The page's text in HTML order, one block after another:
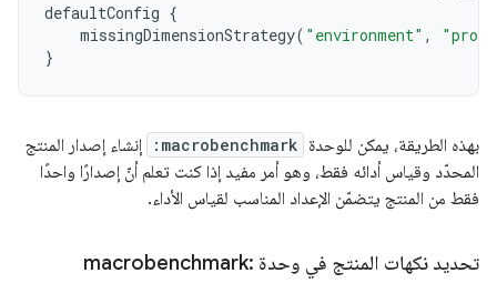
defaultConfig {
missingDimensionStrategy( "environment" ,
}
بهذه الطريقة، يمكن للوحدة :macrobenchmark
إنشاء إصدار المنتج
المحدّد وقياس أدائه فقط، وهو أمر مفيد إذا كنت تعلم أنّ إصدارًا واحدًا
فقط من المنتج يتضمّن الإعداد المناسب لقياس الأداء.
تحديد نكهات المنتج في وحدة :macrobenchmark